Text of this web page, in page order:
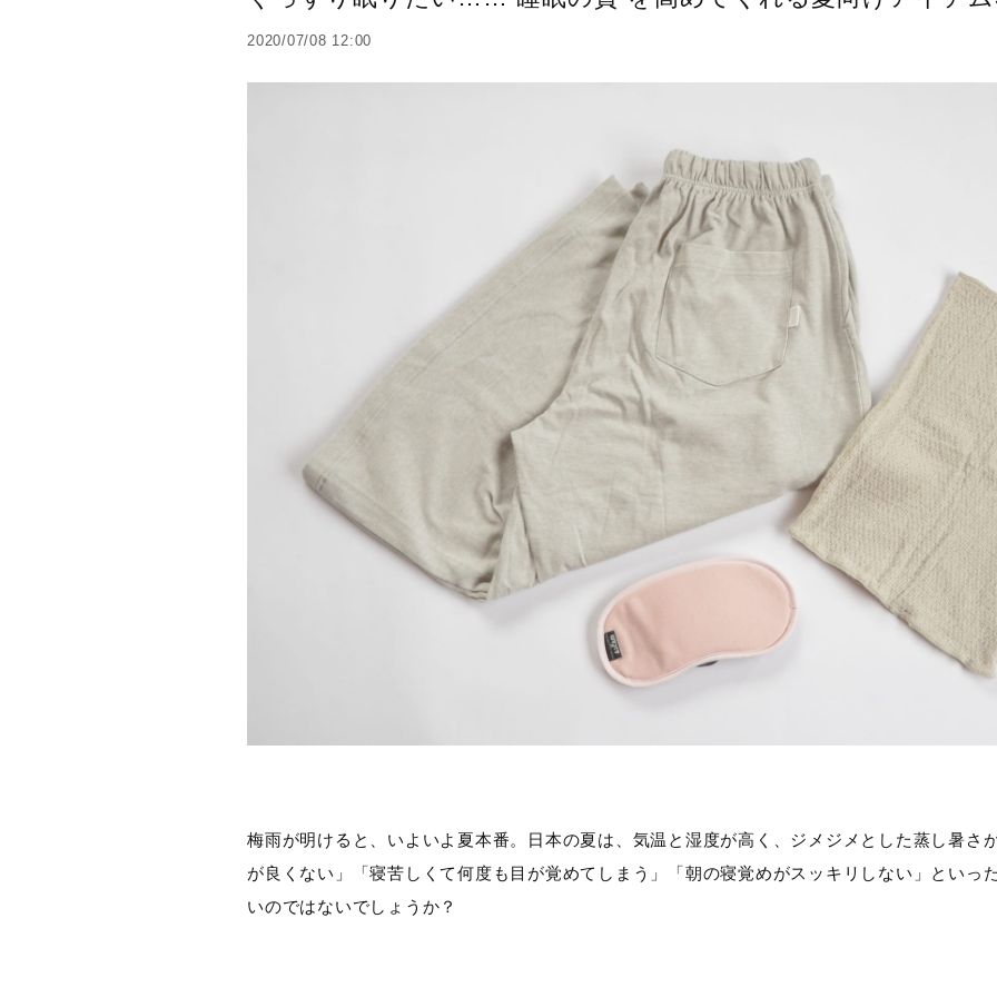
2020/07/08 12:00
梅雨が明けると、いよいよ夏本番。日本の夏は、気温と湿度が高く、ジメジメとした蒸し暑さ
が良くない」「寝苦しくて何度も目が覚めてしまう」「朝の寝覚めがスッキリしない」といっ
いのではないでしょうか？